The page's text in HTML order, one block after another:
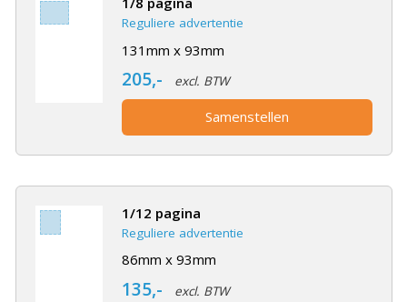
Reguliere advertentie
131mm x 93mm
205,- excl. BTW
Samenstellen
1/12 pagina
Reguliere advertentie
86mm x 93mm
135,- excl. BTW